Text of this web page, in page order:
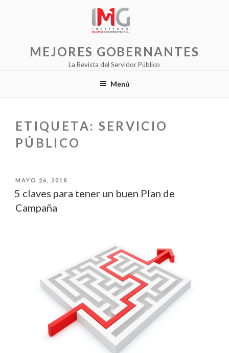
MEJORES GOBERNANTES
La Revista del Servidor Público
Menú
ETIQUETA: SERVICIO
PÚBLICO
PUBLICADO
MAYO 26, 2018
5 claves para tener un buen Plan de
Campaña